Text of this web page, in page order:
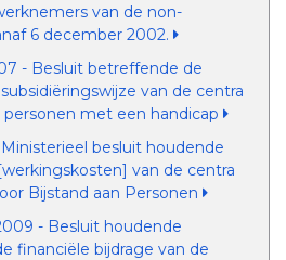
van de non-
6 december 2002.
- Besluit betreffende de
van de centra
met een handicap
besluit houdende
van de centra
Bijstand aan Personen
- Besluit houdende
financiële bijdrage van de